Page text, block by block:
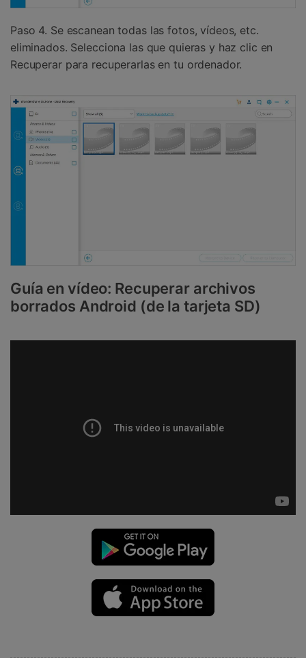
Paso 4. Se escanean todas las fotos, vídeos, etc.
eliminados. Selecciona las que quieras y haz clic en
Recuperar para recuperarlas en tu ordenador.
Guía en vídeo: Recuperar archivos
borrados Android (de la tarjeta SD)